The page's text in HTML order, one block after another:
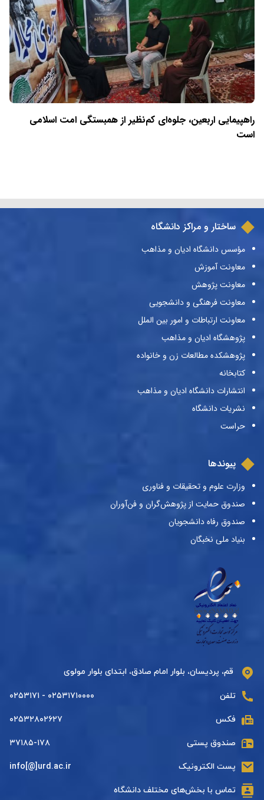
راهپیمایی اربعین، جلوه‌ای کم‌نظیر از همبستگی امت اسلامی
است
ساختار و مراکز دانشگاه
مؤسس دانشگاه ادیان و مذاهب
معاونت آموزش
معاونت پژوهش
معاونت فرهنگی و دانشجویی
معاونت ارتباطات و امور بین الملل
پژوهشگاه ادیان و مذاهب
پژوهشکده مطالعات زن و خانواده
کتابخانه
انتشارات دانشگاه ادیان و مذاهب
نشریات دانشگاه
حراست
پیوندها
وزارت علوم و تحقیقات و فناوری
صندوق حمایت از پژوهش‌گران و فن‌آوران
صندوق رفاه دانشجویان
بنیاد ملی نخبگان
قم، پردیسان، بلوار امام صادق، ابتدای بلوار مولوی
تلفن ۰۲۵۳۱۷۱۰۰۰۰ - ۰۲۵۳۱۷۱
فکس ۰۲۵۳۲۸۰۲۶۲۷
صندوق پستی ۳۷۱۸۵-۱۷۸
پست الکترونیک info[@]urd.ac.ir
تماس با بخش‌های مختلف دانشگاه